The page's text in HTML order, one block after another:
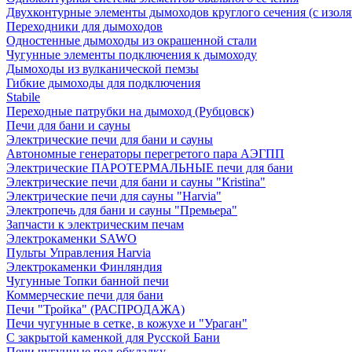
Двухконтурные элементы дымоходов круглого сечения (с
Переходники для дымоходов
Одностенные дымоходы из окрашенной стали
Чугунные элементы подключения к дымоходу
Дымоходы из вулканической пемзы
Гибкие дымоходы для подключения
Stabile
Переходные патрубки на дымоход (Рубцовск)
Печи для бани и сауны
Электрические печи для бани и сауны
Автономные генераторы перегретого пара АЭГПП
Электрические ПАРОТЕРМАЛЬНЫЕ печи для бани
Электрические печи для бани и сауны "Кristina"
Электрические печи для сауны "Harvia"
Электропечь для бани и сауны "Премьера"
Запчасти к электрическим печам
Электрокаменки SAWO
Пульты Управления Harvia
Электрокаменки Финляндия
Чугунные Топки банной печи
Коммерческие печи для бани
Печи "Тройка" (РАСПРОДАЖА)
Печи чугунные в сетке, в кожухе и "Ураган"
С закрытой каменкой для Русской Бани